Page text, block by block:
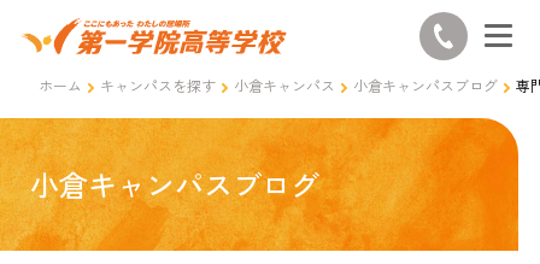
ホーム キャンパスを探す 小倉キャンパス 小倉キャンパスブログ 専
小倉キャンパスブログ